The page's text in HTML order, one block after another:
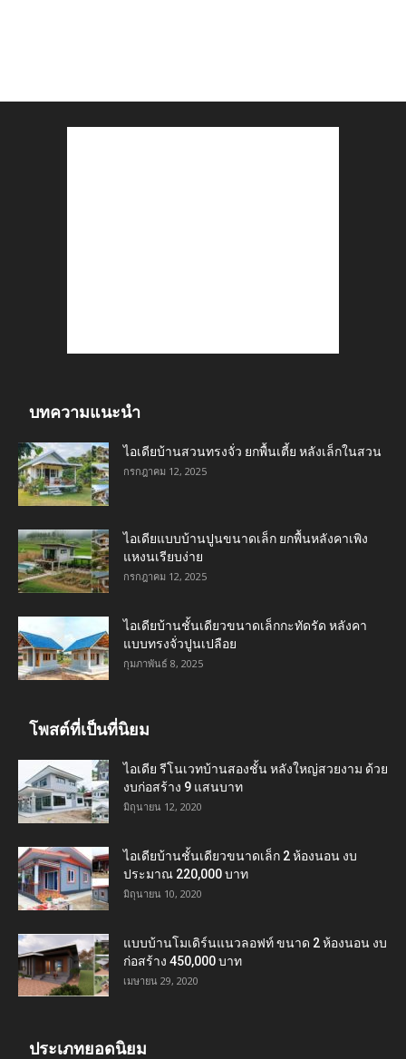
บทความแนะนำ
ไอเดียบ้านสวนทรงจั่ว ยกพื้นเตี้ย หลังเล็กในสวน
กรกฎาคม 12, 2025
ไอเดียแบบบ้านปูนขนาดเล็ก ยกพื้นหลังคาเพิง
แหงนเรียบง่าย
กรกฎาคม 12, 2025
ไอเดียบ้านชั้นเดียวขนาดเล็กกะทัดรัด หลังคา
แบบทรงจั่วปูนเปลือย
กุมภาพันธ์ 8, 2025
โพสต์ที่เป็นที่นิยม
ไอเดีย รีโนเวทบ้านสองชั้น หลังใหญ่สวยงาม ด้วย
งบก่อสร้าง 9 แสนบาท
มิถุนายน 12, 2020
ไอเดียบ้านชั้นเดียวขนาดเล็ก 2 ห้องนอน งบ
ประมาณ 220,000 บาท
มิถุนายน 10, 2020
แบบบ้านโมเดิร์นแนวลอฟท์ ขนาด 2 ห้องนอน งบ
ก่อสร้าง 450,000 บาท
เมษายน 29, 2020
ประเภทยอดนิยม